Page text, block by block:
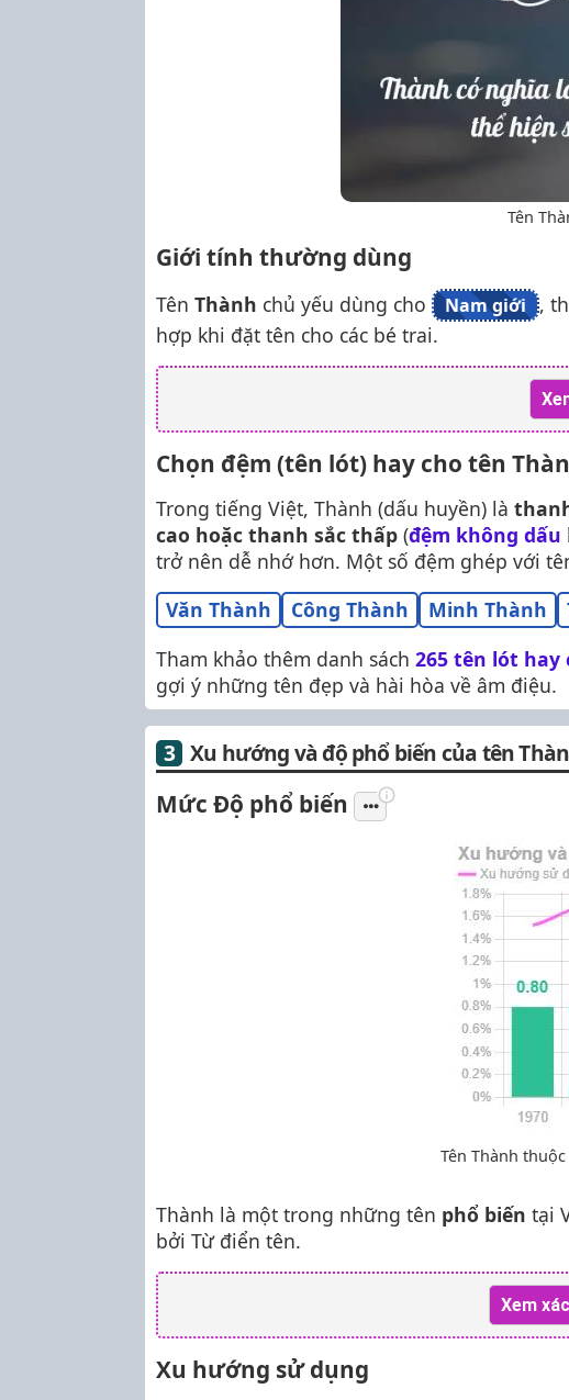
Tên
Giới tính thường dùng
Tên Thành chủ yếu dùng cho Nam giới
,
hợp khi đặt tên cho các bé trai.
Chọn đệm (tên lót) hay cho tên
Trong tiếng Việt, Thành (dấu huyền) là
cao hoặc thanh sắc thấp (đệm không dấu
trở nên dễ nhớ hơn. Một số đệm ghép với
Văn Thành
Công Thành Minh Thành
Tham khảo thêm danh sách 265 tên lót hay
gợi ý những tên đẹp và hài hòa về âm điệu.
Xu hướng và độ phổ biến của tên
Mức Độ phổ biến
Tên Thành
Thành là một trong những tên phổ biến tại
bởi Từ điển tên.
Xem
Xu hướng sử dụng